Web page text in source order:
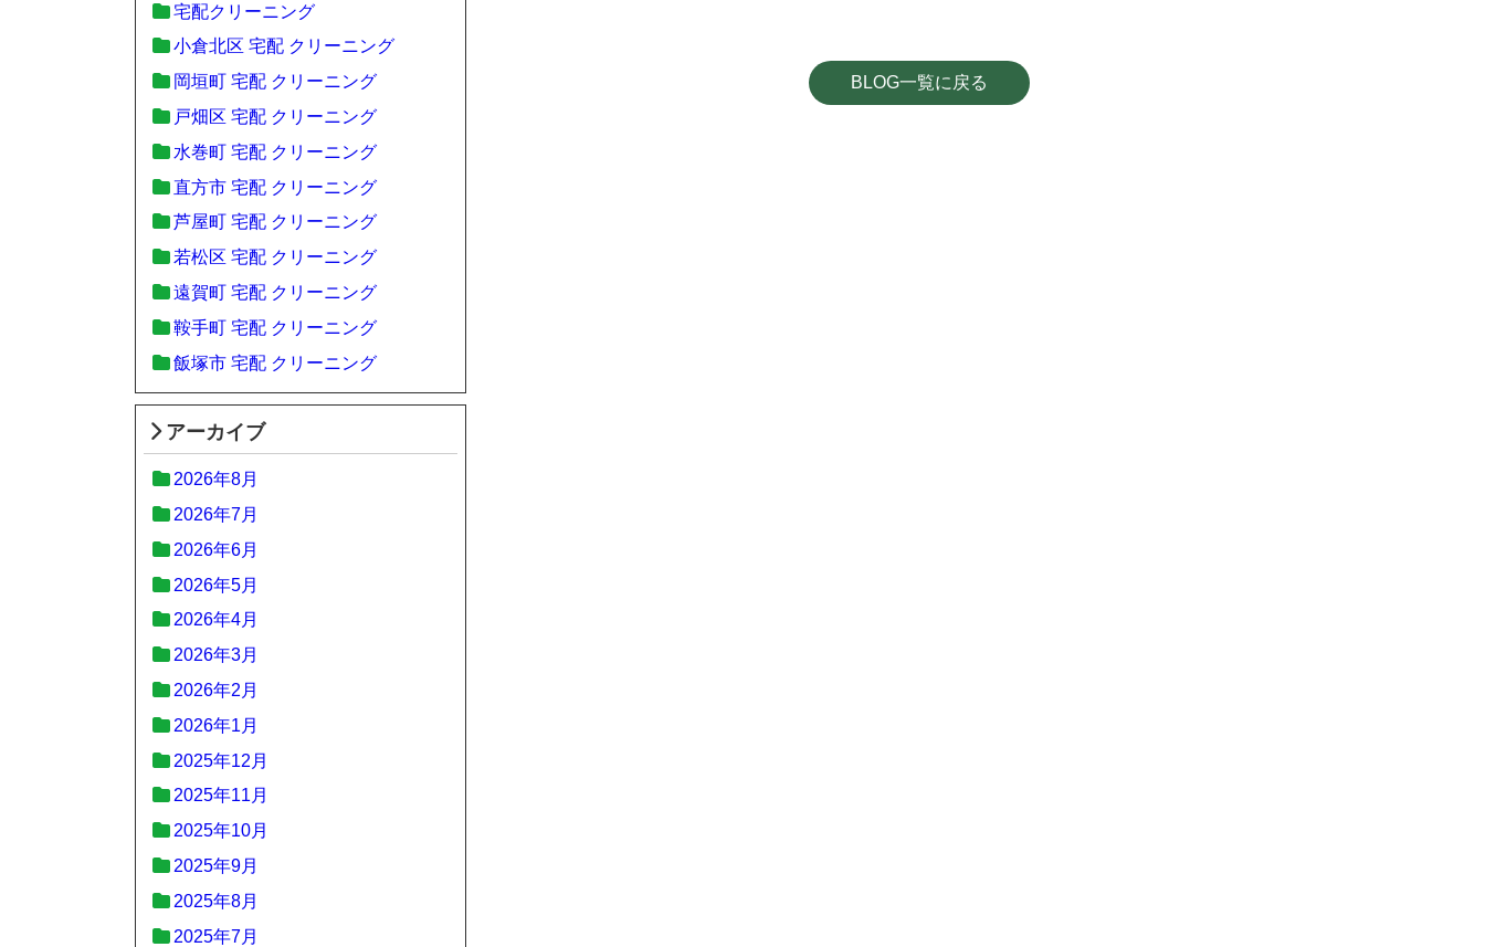
BLOG一覧に戻る
宅配クリーニング
小倉北区 宅配 クリーニング
岡垣町 宅配 クリーニング
戸畑区 宅配 クリーニング
水巻町 宅配 クリーニング
直方市 宅配 クリーニング
芦屋町 宅配 クリーニング
若松区 宅配 クリーニング
遠賀町 宅配 クリーニング
鞍手町 宅配 クリーニング
飯塚市 宅配 クリーニング
アーカイブ
2026年8月
2026年7月
2026年6月
2026年5月
2026年4月
2026年3月
2026年2月
2026年1月
2025年12月
2025年11月
2025年10月
2025年9月
2025年8月
2025年7月